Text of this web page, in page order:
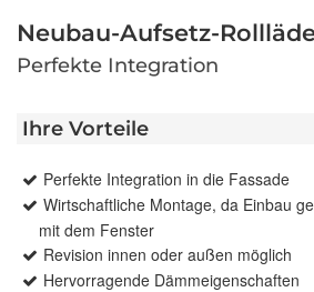
Neubau-Aufsetz-
Perfekte Integration
Ihre Vorteile
Perfekte Integration in die Fassade
Wirtschaftliche Montage, da Einbau
mit dem Fenster
Revision innen oder außen möglich
Hervorragende Dämmeigenschaften